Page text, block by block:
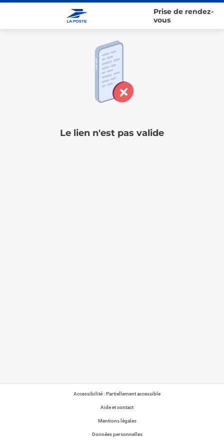
Prise de rendez-
vous
Le lien n'est pas valide
Accessibilité : Partiellement accessible
Aide et contact
Mentions légales
Données personnelles